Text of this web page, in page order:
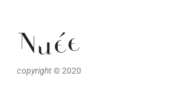
copyright© 2020